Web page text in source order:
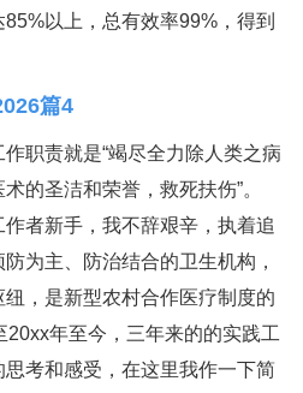
以上，总有效率99%，得到
篇4
职责就是“竭尽全力除人类之病
的圣洁和荣誉，救死扶伤”。
者新手，我不辞艰辛，执着追
为主、防治结合的卫生机构，
，是新型农村合作医疗制度的
年至今，三年来的的实践工
考和感受，在这里我作一下简